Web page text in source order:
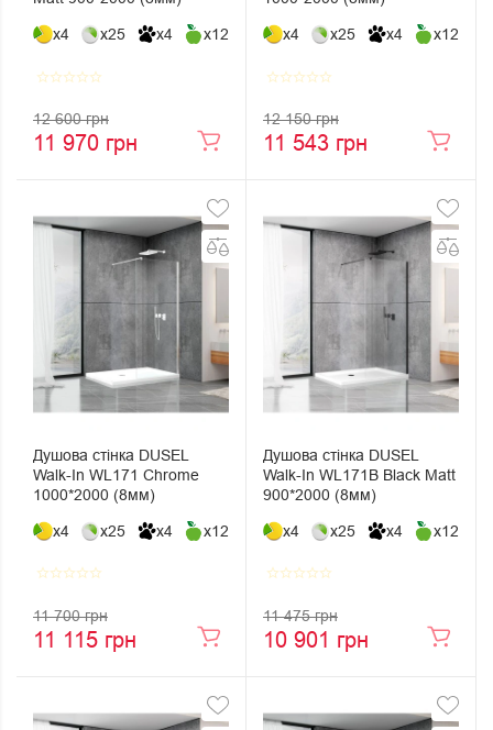
x4 x25 x4 x12
star_borderstar_borderstar_borderstar_borderstar_border
12 600 грн
11 970 грн
x4 x25 x4 x12
star_borderstar_borderstar_borderstar_borderstar_border
12 150 грн
11 543 грн
Душова стінка DUSEL
Walk-In WL171 Chrome
1000*2000 (8мм)
x4 x25 x4 x12
star_borderstar_borderstar_borderstar_borderstar_border
11 700 грн
11 115 грн
Душова стінка DUSEL
Walk-In WL171В Black Matt
900*2000 (8мм)
x4 x25 x4 x12
star_borderstar_borderstar_borderstar_borderstar_border
11 475 грн
10 901 грн